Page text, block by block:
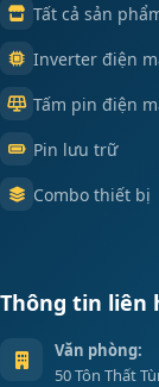
Tất cả sản
Inverter điện
Tấm pin điện
Pin lưu trữ
Combo thiết bị
Thông tin liên
Văn phòng:
50 Tôn Thất